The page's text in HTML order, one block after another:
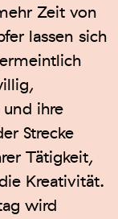
Zeit von
lassen sich
ihre
Strecke
Tätigkeit,
Kreativität.
wird